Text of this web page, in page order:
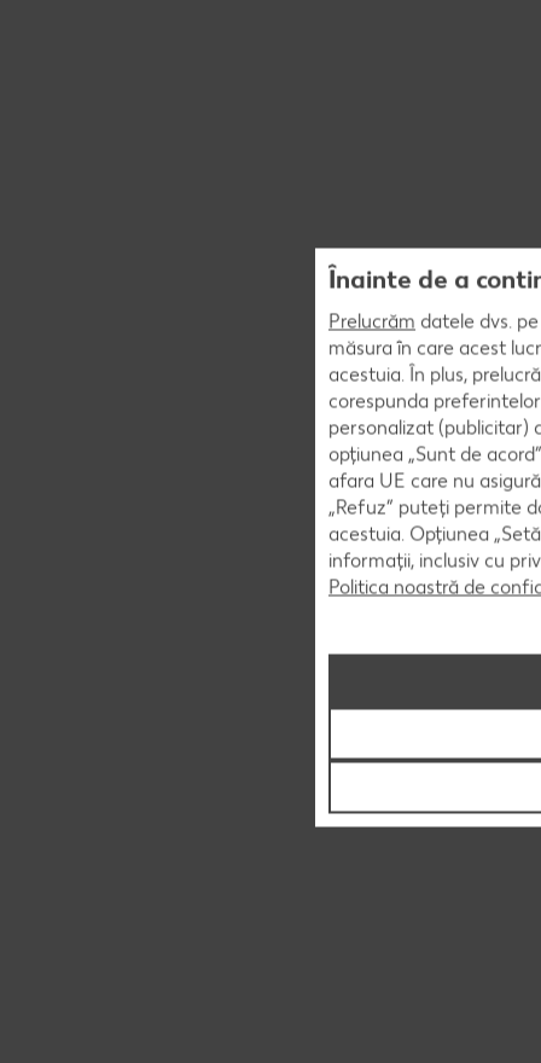
Înainte de a
Prelucrăm datele dvs.
măsura în care acest
acestuia. În plus,
corespunda
personalizat (publicitar)
opțiunea „Sunt de
afara UE care nu
„Refuz” puteți permite
acestuia. Opțiunea
informații, inclusiv cu
Politica noastră de